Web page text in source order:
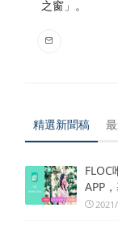
之窗」。
精選新聞稿
APP